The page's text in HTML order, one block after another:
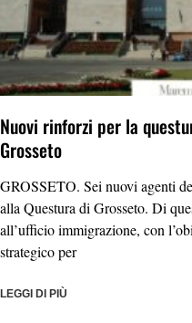
Nuovi rinforzi per la
Grosseto
GROSSETO. Sei nuovi agenti
alla Questura di Grosseto. Di
all’ufficio immigrazione, con
strategico per
LEGGI DI PIÙ